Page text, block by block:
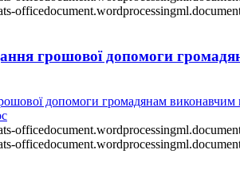
грошової допомоги
допомоги громадянам виконавчим